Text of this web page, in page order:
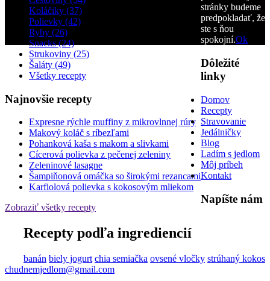
Koláčiky (37)
Polievky (42)
Ryby (26)
Snacks (24)
Strukoviny (25)
Šaláty (49)
Všetky recepty
Najnovšie recepty
Expresne rýchle muffiny z mikrovlnnej rúry
Makový koláč s ríbezľami
Pohanková kaša s makom a slivkami
Cícerová polievka z pečenej zeleniny
Zeleninové lasagne
Šampiňonová omáčka so širokými rezancami
Karfiolová polievka s kokosovým mliekom
Zobraziť všetky recepty
Recepty podľa ingrediencií
banán biely jogurt chia semiačka ovsené vločky strúhaný kokos
stránky budeme
predpokladať, že
ste s ňou
spokojní.Ok
Dôležité
linky
Domov
Recepty
Stravovanie
Jedálničky
Blog
Ladím s jedlom
Môj príbeh
Kontakt
Napíšte nám
chudnemjedlom@gmail.com